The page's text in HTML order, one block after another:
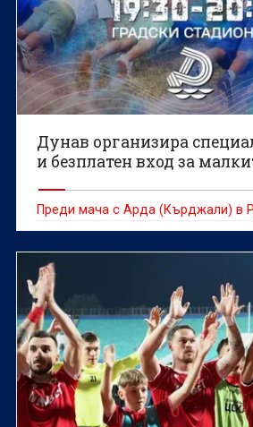
Дунав организира
и безплатен вход за
Преди мача с Арда (Кърджали) в